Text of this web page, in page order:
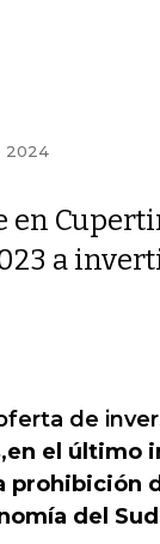
2024
en
a
de
en el último
prohibición
del